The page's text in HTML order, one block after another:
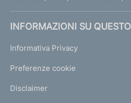
INFORMAZIONI SU
Informativa Privacy
Preferenze cookie
Disclaimer